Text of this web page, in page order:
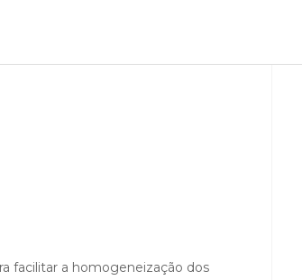
facilitar a homogeneização dos